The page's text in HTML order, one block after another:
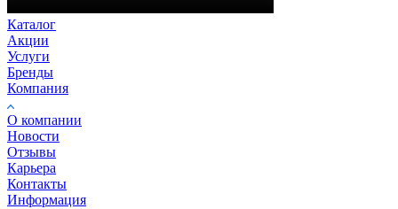
Каталог
Акции
Услуги
Бренды
Компания
О компании
Новости
Отзывы
Карьера
Контакты
Информация